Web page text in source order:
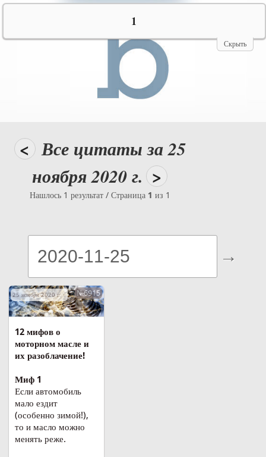
< Все цитаты за 25
ноября 2020 г. >
Нашлось 1 результат / Страница 1 из 1
25 ноября 2020 г. в 08:28№6915
12 мифов о
моторном масле и
их разоблачение!
Миф 1
Если автомобиль
мало ездит
(особенно зимой!),
то и масло можно
менять реже.
Скрыть
1